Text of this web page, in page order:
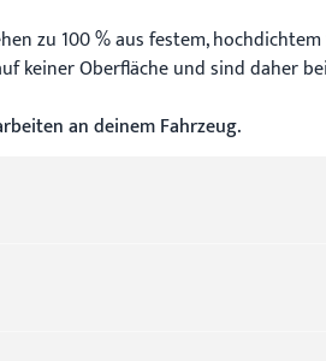
zu 100 % aus festem,
keiner Oberfläche und sind daher
an deinem Fahrzeug.